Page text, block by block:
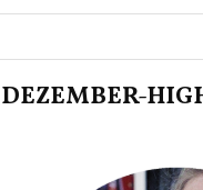
DEZEMBER-